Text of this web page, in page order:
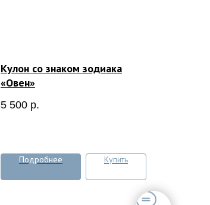
Кулон со знаком зодиака
«Овен»
5 500 р.
Подробнее Купить